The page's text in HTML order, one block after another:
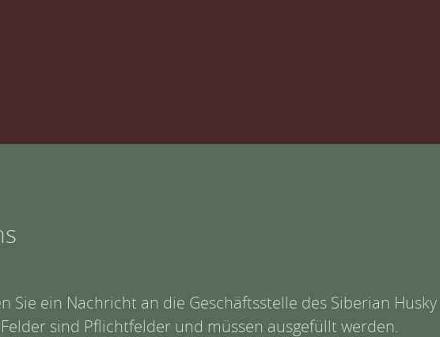
Sie ein Nachricht an die Geschäftsstelle des Siberian Husky
sind Pflichtfelder und müssen ausgefüllt werden.